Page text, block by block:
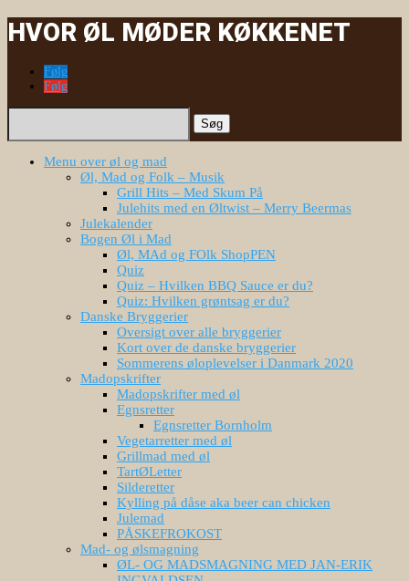
HVOR ØL MØDER KØKKENET
Følg
Følg
Søg
Menu over øl og mad
Øl, Mad og Folk – Musik
Grill Hits – Med Skum På
Julehits med en Øltwist – Merry Beermas
Julekalender
Bogen Øl i Mad
Øl, MAd og FOlk ShopPEN
Quiz
Quiz – Hvilken BBQ Sauce er du?
Quiz: Hvilken grøntsag er du?
Danske Bryggerier
Oversigt over alle bryggerier
Kort over de danske bryggerier
Sommerens øloplevelser i Danmark 2020
Madopskrifter
Madopskrifter med øl
Egnsretter
Egnsretter Bornholm
Vegetarretter med øl
Grillmad med øl
TartØLetter
Silderetter
Kylling på dåse aka beer can chicken
Julemad
PÅSKEFROKOST
Mad- og ølsmagning
ØL- OG MADSMAGNING MED JAN-ERIK